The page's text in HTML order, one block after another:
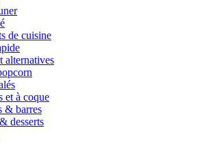
de cuisine
alternatives
et à coque
& barres
desserts